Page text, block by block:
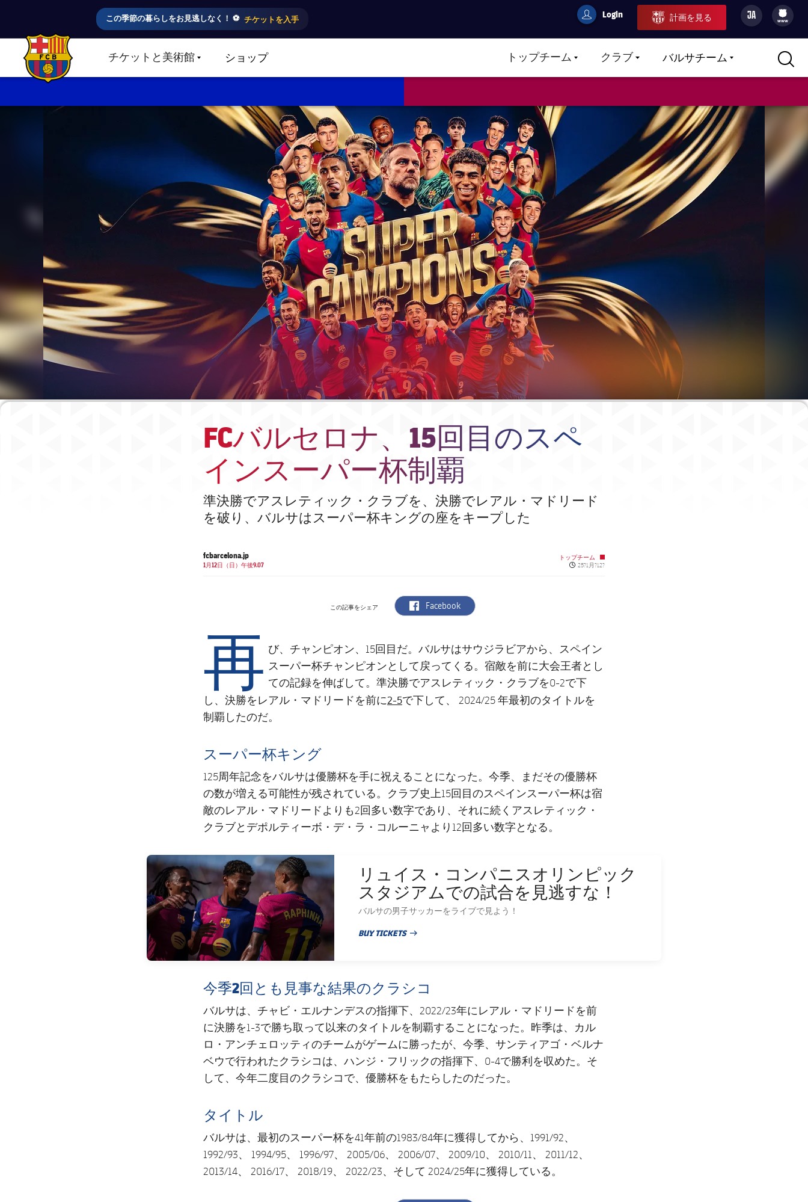
この季節の暮らしをお見逃しなく！ ⚽️ チケットを入手 userCulers
Login 計画を見る JA
filled-badge
www
FC Barcelona club badge チケットと美術館LABEL.SHARE.CARETDOWNショップ トップチームLABEL.ARIA.CARETDOWN
クラブLABEL.ARIA.CARETDOWN
バルサチームLABEL.ARIA.CARETDOWN
FCバルセロナ、15回目のスペ
インスーパー杯制覇
準決勝でアスレティック・クラブを、決勝でレアル・マドリード
を破り、バルサはスーパー杯キングの座をキープした
fcbarcelona.jp
1月12日（日）午後9.07
トップチーム
Published news
25?1月?12?
この記事をシェア label.aria.facebook
Facebook
再 び、チャンピオン、15回目だ。バルサはサウジラビアから、スペイン
スーパー杯チャンピオンとして戻ってくる。宿敵を前に大会王者とし
ての記録を伸ばして。準決勝でアスレティック・クラブを0-2で下
し、決勝をレアル・マドリードを前に2-5で下して、 2024/25 年最初のタイトルを
制覇したのだ。
スーパー杯キング
125周年記念をバルサは優勝杯を手に祝えることになった。今季、まだその優勝杯
の数が増える可能性が残されている。クラブ史上15回目のスペインスーパー杯は宿
敵のレアル・マドリードよりも2回多い数字であり、それに続くアスレティック・
クラブとデポルティーボ・デ・ラ・コルーニャより12回多い数字となる。
FC Barcelona club badge
リュイス・コンパニスオリンピック
スタジアムでの試合を見逃すな！
バルサの男子サッカーをライブで見よう！
BUY TICKETS
PUBLISHED NEWS
今季2回とも見事な結果のクラシコ
バルサは、チャビ・エルナンデスの指揮下、2022/23年にレアル・マドリードを前
に決勝を1-3で勝ち取って以来のタイトルを制覇することになった。昨季は、カル
ロ・アンチェロッティのチームがゲームに勝ったが、今季、サンティアゴ・ベルナ
ベウで行われたクラシコは、ハンジ・フリックの指揮下、0-4で勝利を収めた。そ
して、今年二度目のクラシコで、優勝杯をもたらしたのだった。
タイトル
バルサは、最初のスーパー杯を41年前の1983/84年に獲得してから、1991/92、
1992/93、 1994/95、 1996/97、 2005/06、 2006/07、 2009/10、 2010/11、 2011/12、
2013/14、 2016/17、 2018/19、 2022/23、そして 2024/25年に獲得している。